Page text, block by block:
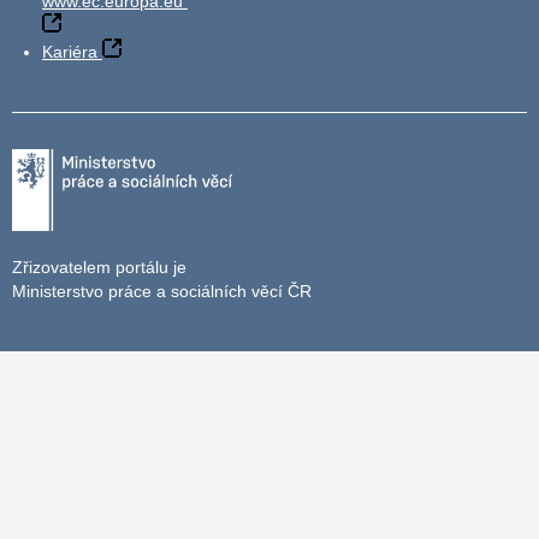
Kariéra
Zřizovatelem portálu je
Ministerstvo práce a sociálních věcí ČR